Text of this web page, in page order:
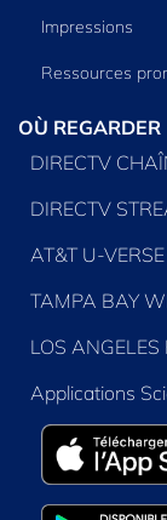
Impressions
Ressources
OÙ REGARDER
DIRECTV
DIRECTV
AT&T U-VERSE
TAMPA BAY
LOS ANGELES
Applications